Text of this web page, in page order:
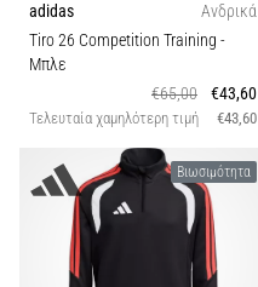
adidas
Ανδρικά
Tiro 26 Competition Training -
Μπλε
€65,00
€43,60
Τελευταία χαμηλότερη τιμή €43,60
Βιωσιμότητα